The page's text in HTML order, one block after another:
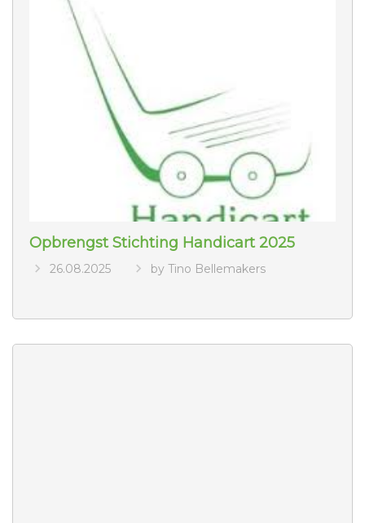
Opbrengst Stichting Handicart 2025
26.08.2025 by Tino Bellemakers